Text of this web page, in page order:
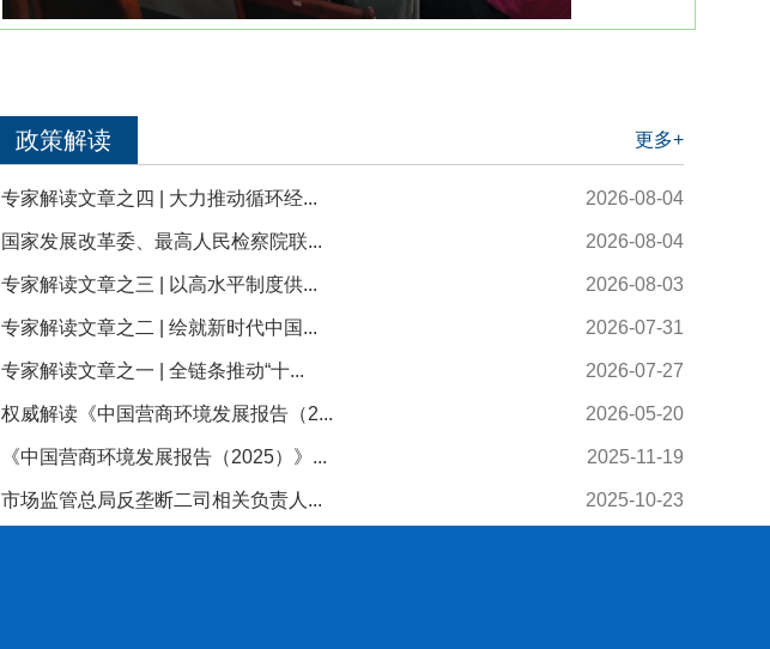
政策解读 更多+
专家解读文章之四 | 大力推动循环经... 2026-08-04
国家发展改革委、最高人民检察院联... 2026-08-04
专家解读文章之三 | 以高水平制度供... 2026-08-03
专家解读文章之二 | 绘就新时代中国... 2026-07-31
专家解读文章之一 | 全链条推动“十... 2026-07-27
权威解读《中国营商环境发展报告（2... 2026-05-20
《中国营商环境发展报告（2025）》... 2025-11-19
市场监管总局反垄断二司相关负责人... 2025-10-23